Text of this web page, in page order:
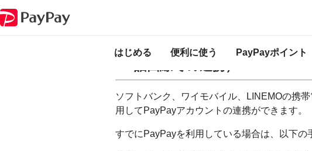
はじめる 便利に使う PayPayポイント
ソフトバンク・ワイモバイル
ソフトバンク、ワイモバイル、LINEMOの携
用してPayPayアカウントの連携ができます。
すでにPayPayを利用している場合は、以下の